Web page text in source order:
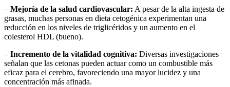
– Mejoría de la salud cardiovascular: A pesar de la alta ingesta de
grasas, muchas personas en dieta cetogénica experimentan una
reducción en los niveles de triglicéridos y un aumento en el
colesterol HDL (bueno).
– Incremento de la vitalidad cognitiva: Diversas investigaciones
señalan que las cetonas pueden actuar como un combustible más
eficaz para el cerebro, favoreciendo una mayor lucidez y una
concentración más afinada.